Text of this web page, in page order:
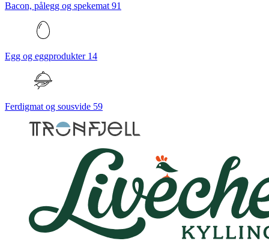
Bacon, pålegg og spekemat 91
Egg og eggprodukter 14
Ferdigmat og sousvide 59